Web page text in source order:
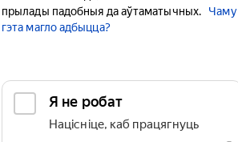
прылады падобныя да аўтаматычных.
Чаму
гэта магло адбыцца?
Я не робат
Націсніце, каб працягнуць